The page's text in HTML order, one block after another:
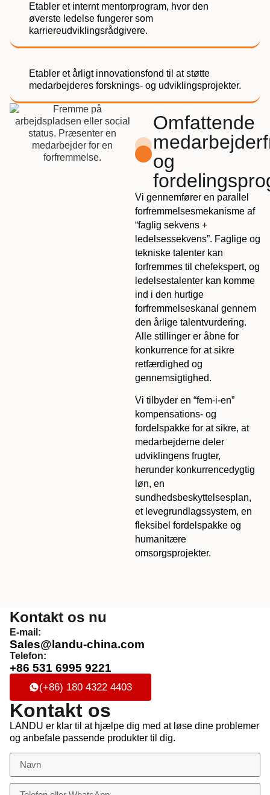
Etabler et internt mentorprogram, hvor den
øverste ledelse fungerer som
karriereudviklingsrådgivere.
Etabler et årligt innovationsfond til at støtte
medarbejderes forsknings- og udviklingsprojekter.
Omfattende
og
Vi gennemfører en parallel
forfremmelsesmekanisme af
“faglig sekvens +
ledelsessekvens”. Faglige og
tekniske talenter kan
forfremmes til chefekspert, og
ledelsestalenter kan komme
ind i den hurtige
forfremmelseskanal gennem
den årlige talentvurdering.
Alle stillinger er åbne for
konkurrence for at sikre
retfærdighed og
gennemsigtighed.
Vi tilbyder en “fem-i-en”
kompensations- og
fordelspakke for at sikre, at
medarbejderne deler
udviklingens frugter,
herunder konkurrencedygtig
løn, en
sundhedsbeskyttelsesplan,
et levegrundlagssystem, en
fleksibel fordelspakke og
humanitære
omsorgsprojekter.
Kontakt os nu
E-mail:
Sales@landu-china.com
Telefon:
+86 531 6995 9221
(+86) 180 4322 4403
Kontakt os
LANDU er klar til at hjælpe dig med at løse dine problemer
og anbefale passende produkter til dig.